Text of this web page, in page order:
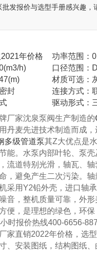
批发报价与选型手册感兴趣，
年价格
h)
封
功率范围：
口径范围：
材质可选：
连接方式：
驱动形式：
家沈泉泵阀生产制造的
丹麦先进技术制造而成
多级管道泵其Z大优点是
能。水泵内部叶轮、泵壳
流道特别光滑，轴瓦、
，避免产生二次污染。
采用Y2铅外壳，进口轴承
音，整机质量可靠，外
便，是理想的绿色，环保
报价热线400-6656-887
家直销2022年价格，选
、安装图纸，结构图纸、